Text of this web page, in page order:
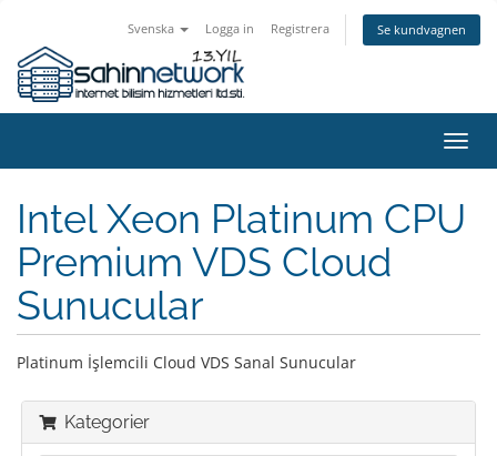
Svenska Logga in Registrera Se kundvagnen
Växla
Intel Xeon Platinum CPU
Premium VDS Cloud
Sunucular
Platinum İşlemcili Cloud VDS Sanal Sunucular
Kategorier